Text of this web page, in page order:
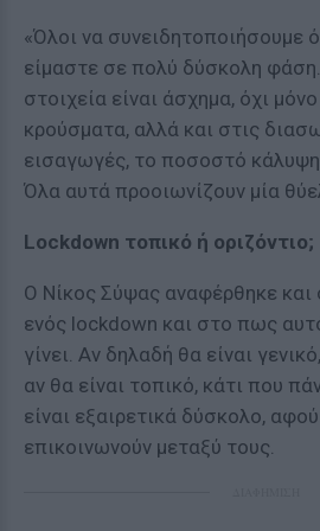
«Όλοι να συνειδητοποιήσουμε
είμαστε σε πολύ δύσκολη
στοιχεία είναι άσχημα, όχι
κρούσματα, αλλά και στις
εισαγωγές, το ποσοστό
Όλα αυτά προοιωνίζουν μία
Lockdown τοπικό ή οριζόντιο;
Ο Νίκος Σύψας αναφέρθηκε και
ενός lockdown και στο πως
γίνει. Αν δηλαδή θα είναι
αν θα είναι τοπικό, κάτι που
είναι εξαιρετικά δύσκολο,
επικοινωνούν μεταξύ τους.